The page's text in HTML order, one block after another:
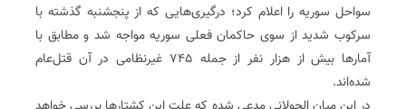
سواحل سوریه را اعلام کرد؛ درگیری‌هایی که از پنجشنبه گذشته با
سرکوب شدید از سوی حاکمان فعلی سوریه مواجه شد و مطابق با
آمارها بیش از‌ هزار نفر از جمله 745 غیرنظامی در آن قتل‌عام
شده‌اند.